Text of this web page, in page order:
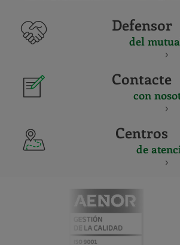
Defensor
del
Contacte
con
Centros
de
Y